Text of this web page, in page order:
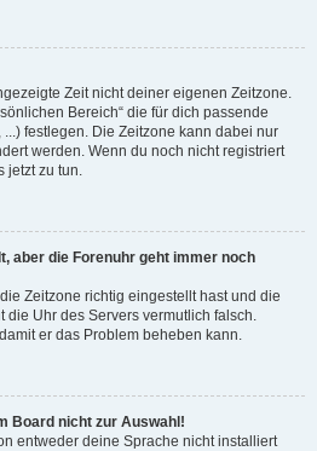
Zeit nicht deiner eigenen Zeitzone.
Bereich“ die für dich passende
festlegen. Die Zeitzone kann dabei nur
werden. Wenn du noch nicht registriert
jetzt zu tun.
aber die Forenuhr geht immer noch
Zeitzone richtig eingestellt hast und die
die Uhr des Servers vermutlich falsch.
er das Problem beheben kann.
Board nicht zur Auswahl!
entweder deine Sprache nicht installiert